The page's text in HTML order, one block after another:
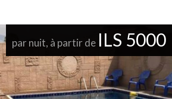
par nuit, à partir de ILS 5000